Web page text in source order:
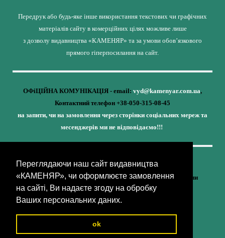
Переглядаючи наш сайт видавництва
«КАМЕНЯР», чи оформлюєте замовлення
на сайті, Ви надаєте згоду на обробку
Ваших персональних даних.
ok
Передрук або будь-яке інше використання текстових чи графічних
матеріалів сайту в комерційних цілях можливе лише
з дозволу видавництва «КАМЕНЯР» та за умови обов’язкового
прямого гіперпосилання на сайт.
ОФіЦІЙНА КОМУНІКАЦІЯ - email: vyd@kamenyar.com.ua,
Контактний телефон +38-050-315-08-45
на запити, чи на замовлення через сторінки соціальних мереж та
месенджерів ми не відповідаємо!!!
Кожне наше видання - це внесок у спротив,
у збереження ідентичності та неминучу перемогу України
(видавництво «КАМЕНЯР»)